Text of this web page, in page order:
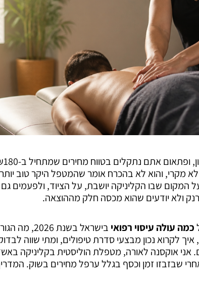
אתם שוקלים להזמין עיסוי רפואי ראשון, ופתאום אתם נתקלים
הזה לא מקרי, והוא לא בהכרח אומר שהמטפל היקר טוב
המקום שבו הקליניקה יושבת, על הציוד, ולפעמים
ולא יודעים שהוא מכסה חלק מההוצאה.
כמה עולה עיסוי רפואי
בישראל בשנת 2026,
לקרוא נכון מבצעי סדרת טיפולים, ומתי שווה
אני אוקסנה לאורה, מטפלת הוליסטית בקליניקה
שבזבזו זמן וכסף בגלל ערפל מחירים בשוק.